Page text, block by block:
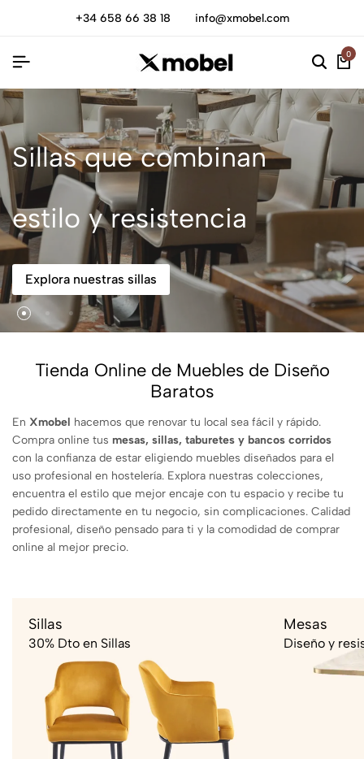
+34 658 66 38 18 info@xmobel.com
0
Sillas que combinan
estilo y resistencia
Explora nuestras sillas
Tienda Online de Muebles de Diseño
Baratos
En Xmobel hacemos que renovar tu local sea fácil y rápido.
Compra online tus mesas, sillas, taburetes y bancos corridos
con la confianza de estar eligiendo muebles diseñados para el
uso profesional en hostelería. Explora nuestras colecciones,
encuentra el estilo que mejor encaje con tu espacio y recibe tu
pedido directamente en tu negocio, sin complicaciones. Calidad
profesional, diseño pensado para ti y la comodidad de comprar
online al mejor precio.
Sillas
30% Dto en Sillas
Mesas
Diseño y